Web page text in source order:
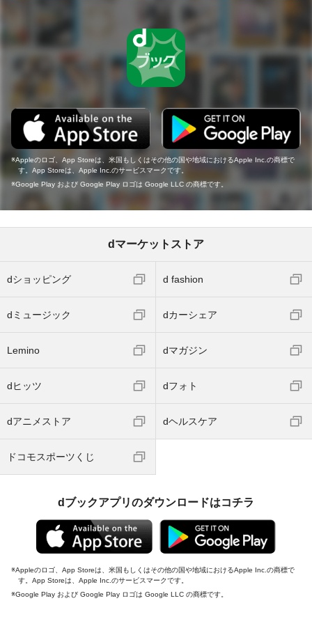
Appleのロゴ、App Storeは、米国もしくはその他の国や地域におけるApple Inc.の商標で
す。App Storeは、Apple Inc.のサービスマークです。
Google Play および Google Play ロゴは Google LLC の商標です。
dマーケットストア
dショッピング d fashion
dミュージック dカーシェア
Lemino dマガジン
dヒッツ dフォト
dアニメストア dヘルスケア
ドコモスポーツくじ
dブックアプリのダウンロードはコチラ
Appleのロゴ、App Storeは、米国もしくはその他の国や地域におけるApple Inc.の商標で
す。App Storeは、Apple Inc.のサービスマークです。
Google Play および Google Play ロゴは Google LLC の商標です。